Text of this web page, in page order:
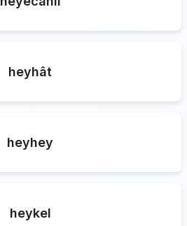
heyhât
heyhey
heykel